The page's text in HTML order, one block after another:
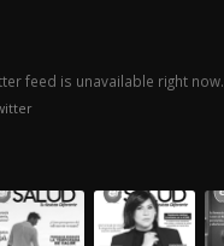
feed is unavailable right now.